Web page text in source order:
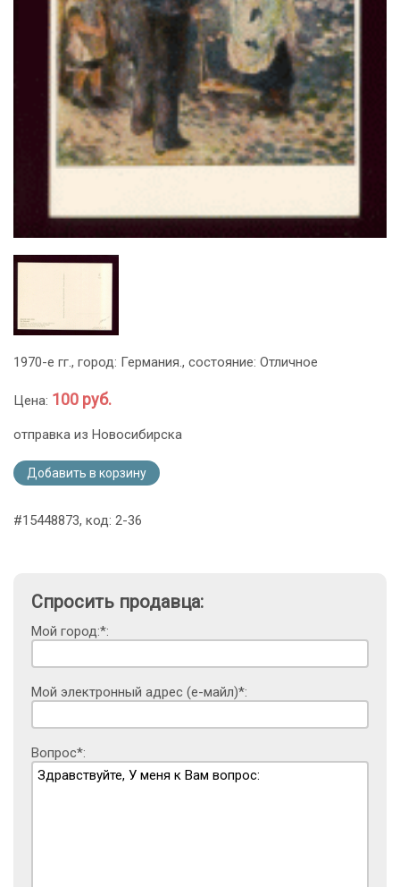
1970-е гг., город: Германия., состояние: Отличное
Цена: 100 руб.
отправка из Новосибирска
Добавить в корзину
#15448873, код: 2-36
Спросить продавца:
Мой город:*:
Мой электронный адрес (е-майл)*:
Вопрос*: